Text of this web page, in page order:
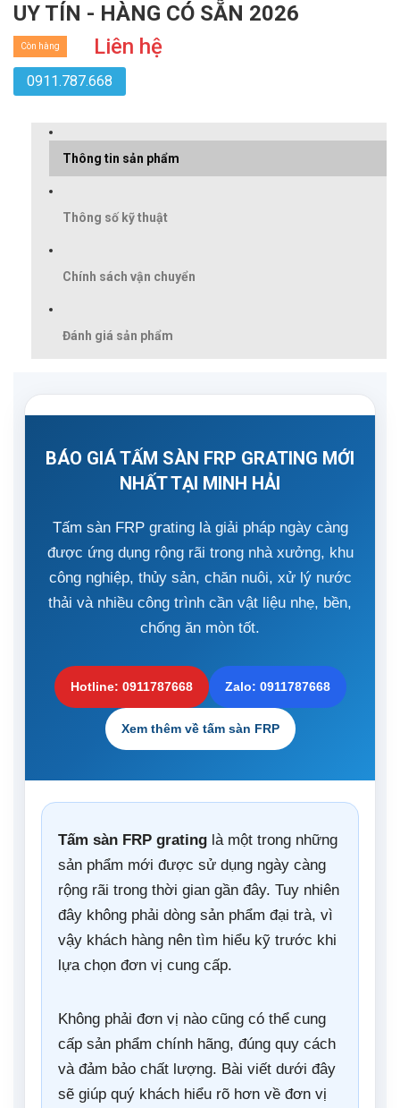
UY TÍN - HÀNG CÓ SẴN 2026
Liên hệ
Còn hàng
0911.787.668
Thông tin sản phẩm
Thông số kỹ thuật
Chính sách vận chuyển
Đánh giá sản phẩm
BÁO GIÁ TẤM SÀN FRP GRATING MỚI
NHẤT TẠI MINH HẢI
Tấm sàn FRP grating là giải pháp ngày càng
được ứng dụng rộng rãi trong nhà xưởng, khu
công nghiệp, thủy sản, chăn nuôi, xử lý nước
thải và nhiều công trình cần vật liệu nhẹ, bền,
chống ăn mòn tốt.
Hotline: 0911787668 Zalo: 0911787668
Xem thêm về tấm sàn FRP
Tấm sàn FRP grating là một trong những
sản phẩm mới được sử dụng ngày càng
rộng rãi trong thời gian gần đây. Tuy nhiên
đây không phải dòng sản phẩm đại trà, vì
vậy khách hàng nên tìm hiểu kỹ trước khi
lựa chọn đơn vị cung cấp.
Không phải đơn vị nào cũng có thể cung
cấp sản phẩm chính hãng, đúng quy cách
và đảm bảo chất lượng. Bài viết dưới đây
sẽ giúp quý khách hiểu rõ hơn về đơn vị